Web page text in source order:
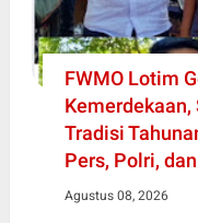
FWMO Lotim
Tradisi
Pers, Polri,
Agustus 08, 2026